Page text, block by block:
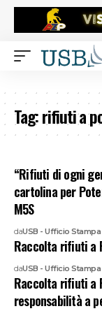
Tag:rifiuti a
“Rifiuti di ogni
cartolina per
M5S
daUSB - Ufficio
Raccolta rifiuti a
daUSB - Ufficio
Raccolta rifiuti a
responsabilità a